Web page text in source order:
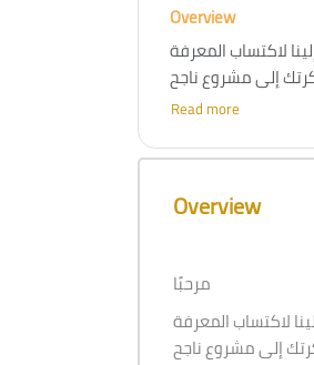
Overview
لاكتساب المعرفة
عبدالله باقاسه
الأثنين ٢٨ اكتوبر ٧-٩
Read more
Skip [Cocoon] Course
Overview
مرحبًا
لاكتساب المعرفة